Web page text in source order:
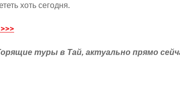
хоть сегодня.
туры в Тай, актуально прямо